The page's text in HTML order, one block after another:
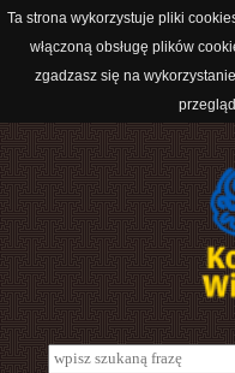
Ta strona wykorzystuje pliki
włączoną obsługę plików
zgadzasz się na